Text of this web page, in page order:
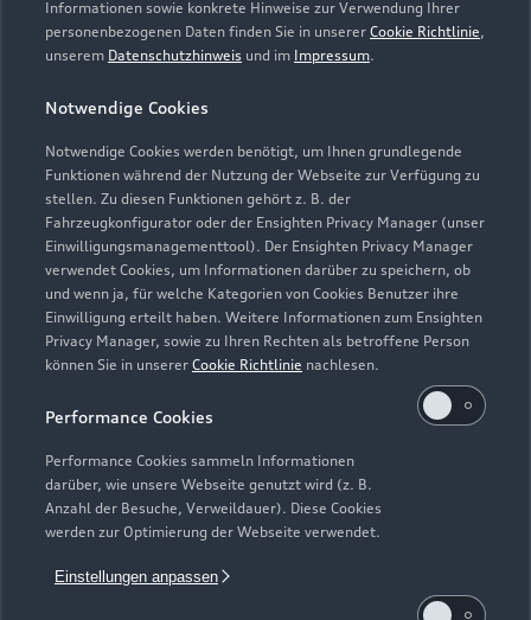
Informationen sowie konkrete Hinweise zur Verwendung Ihrer
personenbezogenen Daten finden Sie in unserer Cookie Richtlinie,
unserem Datenschutzhinweis und im Impressum.
Notwendige Cookies
Notwendige Cookies werden benötigt, um Ihnen grundlegende
Funktionen während der Nutzung der Webseite zur Verfügung zu
stellen. Zu diesen Funktionen gehört z. B. der
Fahrzeugkonfigurator oder der Ensighten Privacy Manager (unser
Einwilligungsmanagementtool). Der Ensighten Privacy Manager
verwendet Cookies, um Informationen darüber zu speichern, ob
und wenn ja, für welche Kategorien von Cookies Benutzer ihre
Einwilligung erteilt haben. Weitere Informationen zum Ensighten
Privacy Manager, sowie zu Ihren Rechten als betroffene Person
können Sie in unserer Cookie Richtlinie nachlesen.
Performance Cookies
Performance Cookies sammeln Informationen
darüber, wie unsere Webseite genutzt wird (z. B.
Anzahl der Besuche, Verweildauer). Diese Cookies
werden zur Optimierung der Webseite verwendet.
Einstellungen anpassen
Zur Reparatur
Zurück nach oben
Modelle
Elektromodelle
Plug-in-Hybride
Neuwagensuche
Gebrauchtwagensuche
Service & Zubehör
Saisonale Angebote
Audi Services
Support
Über Audi